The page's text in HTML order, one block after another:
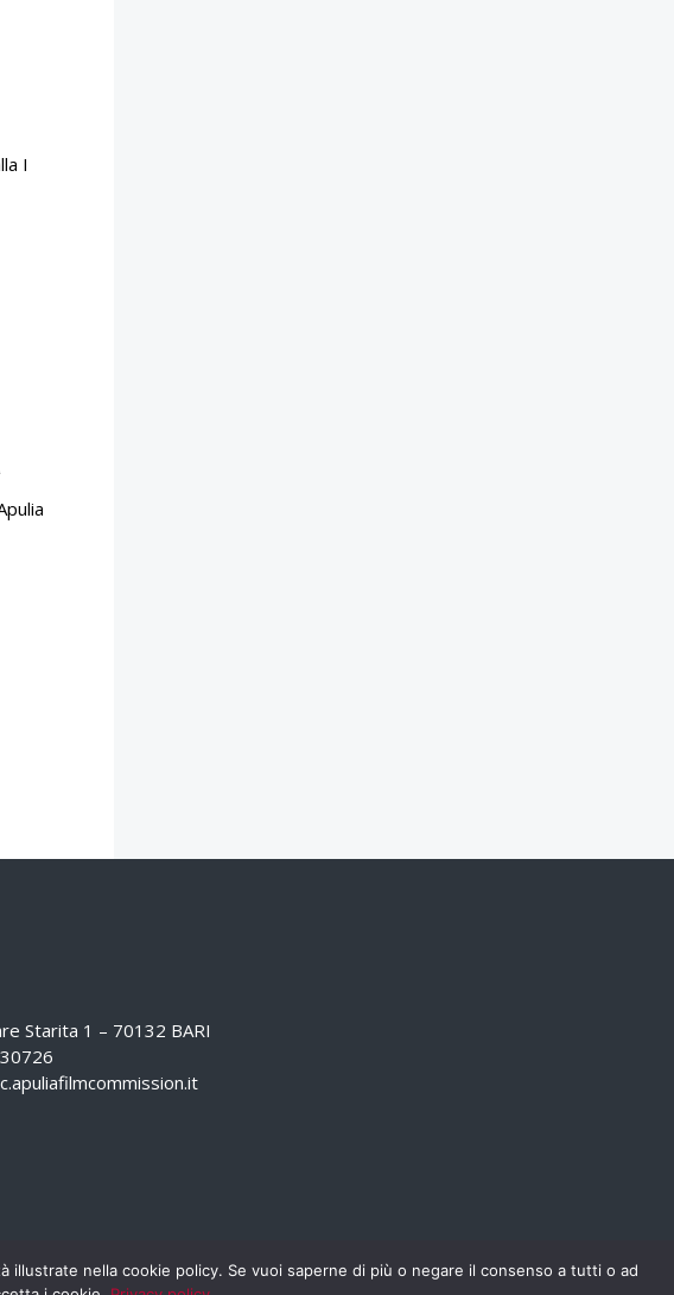
I
Starita 1 – 70132 BARI
nella cookie policy. Se vuoi saperne di più o negare il consenso a tutti o ad